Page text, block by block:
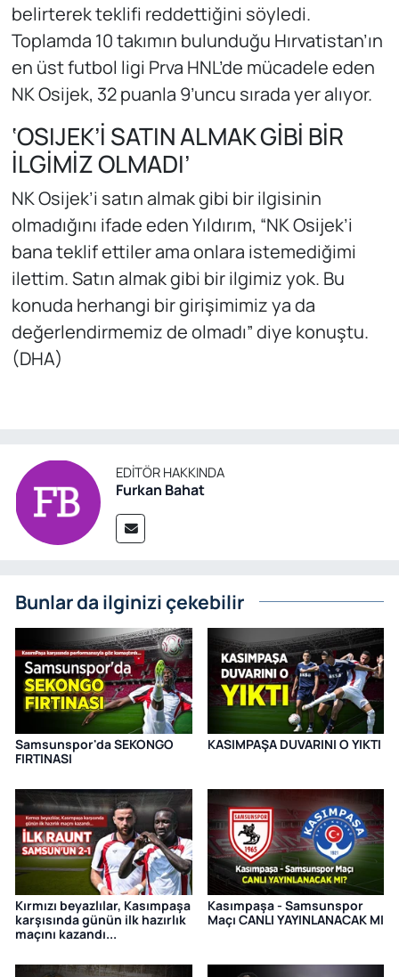
belirterek teklifi reddettiğini söyledi.
Toplamda 10 takımın bulunduğu Hırvatistan’ın
en üst futbol ligi Prva HNL’de mücadele eden
NK Osijek, 32 puanla 9’uncu sırada yer alıyor.
‘OSIJEK’İ SATIN ALMAK GİBİ BİR
İLGİMİZ OLMADI’
NK Osijek’i satın almak gibi bir ilgisinin
olmadığını ifade eden Yıldırım, “NK Osijek’i
bana teklif ettiler ama onlara istemediğimi
ilettim. Satın almak gibi bir ilgimiz yok. Bu
konuda herhangi bir girişimimiz ya da
değerlendirmemiz de olmadı” diye konuştu.
(DHA)
EDITÖR HAKKINDA
Furkan Bahat
Bunlar da ilginizi çekebilir
Samsunspor'da SEKONGO
FIRTINASI
KASIMPAŞA DUVARINI O YIKTI
Kırmızı beyazlılar, Kasımpaşa
karşısında günün ilk hazırlık
maçını kazandı...
Kasımpaşa - Samsunspor
Maçı CANLI YAYINLANACAK MI